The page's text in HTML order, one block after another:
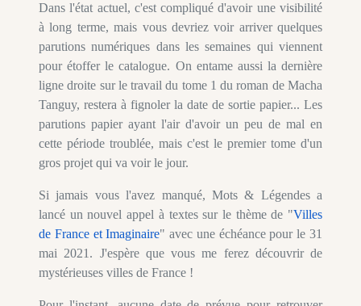
Dans l'état actuel, c'est compliqué d'avoir une visibilité
à long terme, mais vous devriez voir arriver quelques
parutions numériques dans les semaines qui viennent
pour étoffer le catalogue. On entame aussi la dernière
ligne droite sur le travail du tome 1 du roman de Macha
Tanguy, restera à fignoler la date de sortie papier... Les
parutions papier ayant l'air d'avoir un peu de mal en
cette période troublée, mais c'est le premier tome d'un
gros projet qui va voir le jour.
Si jamais vous l'avez manqué, Mots & Légendes a
lancé un nouvel appel à textes sur le thème de "Villes
de France et Imaginaire" avec une échéance pour le 31
mai 2021. J'espère que vous me ferez découvrir de
mystérieuses villes de France !